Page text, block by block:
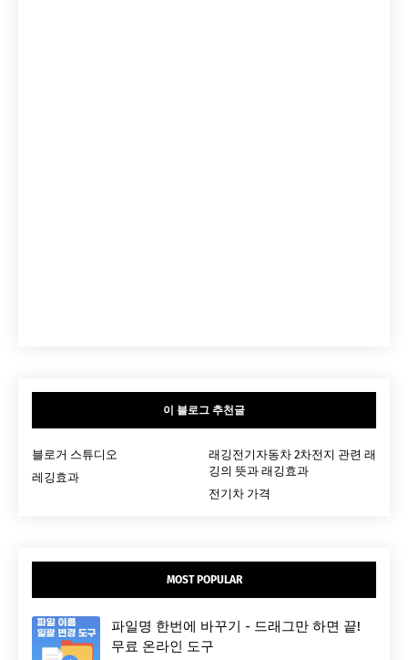
이 블로그 추천글
블로거 스튜디오
래깅전기자동차 2차전지 관련 래
깅의 뜻과 래깅효과
레깅효과
전기차 가격
MOST POPULAR
파일명 한번에 바꾸기 - 드래그만 하면 끝!
무료 온라인 도구